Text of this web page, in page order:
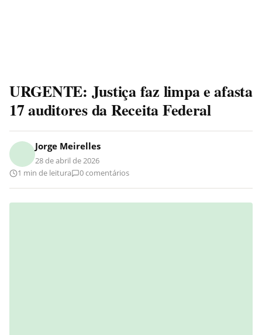
URGENTE: Justiça faz limpa e afasta
17 auditores da Receita Federal
Jorge Meirelles
28 de abril de 2026
1 min de leitura
0 comentários